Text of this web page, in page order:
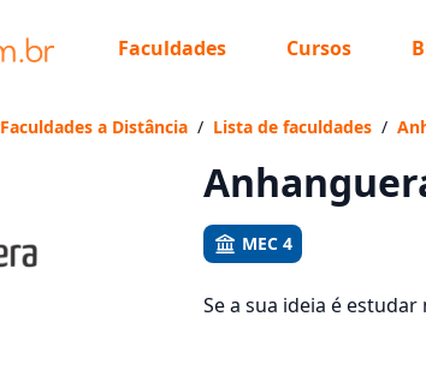
Faculdades Cursos
Vamos te guiar no
Faculdades a Distância / Lista de faculdades /
MEC 4
Se a sua ideia é